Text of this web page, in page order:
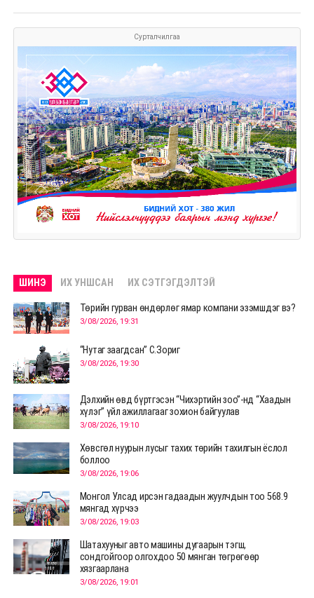
Сурталчилгаа
ШИНЭ ИХ УНШСАН ИХ СЭТГЭГДЭЛТЭЙ
Төрийн гурван өндөрлөг ямар компани эзэмшдэг вэ?
3/08/2026, 19:31
“Нутаг заагдсан” С.Зориг
3/08/2026, 19:30
Дэлхийн өвд бүртгэсэн “Чихэртийн зоо”-нд “Хаадын
хүлэг” үйл ажиллагааг зохион байгуулав
3/08/2026, 19:10
Хөвсгөл нуурын лусыг тахих төрийн тахилгын ёслол
боллоо
3/08/2026, 19:06
Монгол Улсад ирсэн гадаадын жуулчдын тоо 568.9
мянгад хүрчээ
3/08/2026, 19:03
Шатахууныг авто машины дугаарын тэгш,
сондгойгоор олгохдоо 50 мянган төгрөгөөр
хязгаарлана
3/08/2026, 19:01